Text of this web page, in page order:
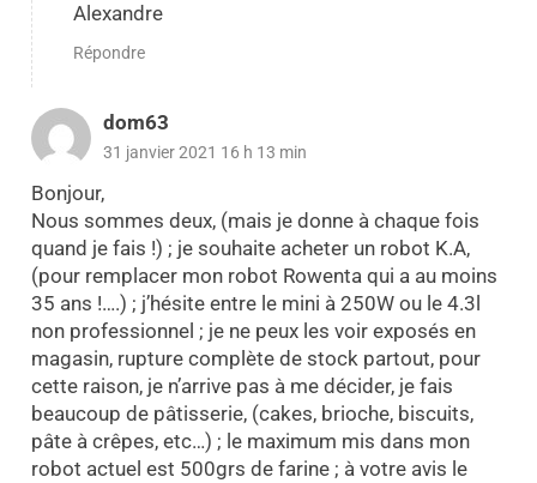
Alexandre
Répondre
dom63
31 janvier 2021 16 h 13 min
Bonjour,
Nous sommes deux, (mais je donne à chaque fois
quand je fais !) ; je souhaite acheter un robot K.A,
(pour remplacer mon robot Rowenta qui a au moins
35 ans !….) ; j’hésite entre le mini à 250W ou le 4.3l
non professionnel ; je ne peux les voir exposés en
magasin, rupture complète de stock partout, pour
cette raison, je n’arrive pas à me décider, je fais
beaucoup de pâtisserie, (cakes, brioche, biscuits,
pâte à crêpes, etc…) ; le maximum mis dans mon
robot actuel est 500grs de farine ; à votre avis le